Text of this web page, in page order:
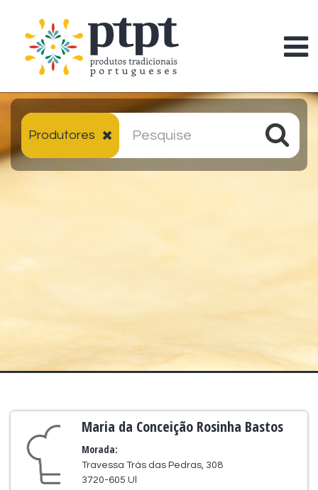
Produtores
Maria da Conceição Rosinha Bastos
Morada:
Travessa Trás das Pedras, 308
3720-605 Ul